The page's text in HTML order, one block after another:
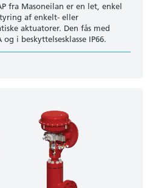
fra Masoneilan er en let, enkel
af enkelt- eller
aktuatorer. Den fås med
i beskyttelsesklasse IP66.